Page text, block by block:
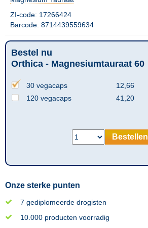
ZI-code: 17266424
Barcode: 8714439559634
Bestel nu
Orthica - Magnesiumtauraat 60
30 vegacaps 12,66
120 vegacaps 41,20
Bestellen
Onze sterke punten
7 gediplomeerde drogisten
10.000 producten voorradig